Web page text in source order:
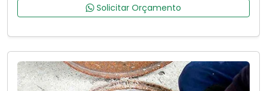
Solicitar Orçamento